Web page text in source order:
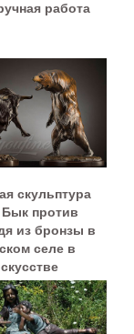
работа
скульптура
против
из бронзы в
селе в